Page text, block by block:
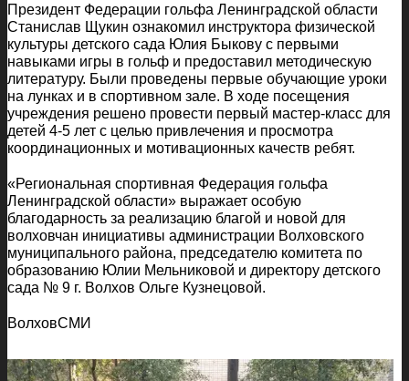
Президент Федерации гольфа Ленинградской области
Станислав Щукин ознакомил инструктора физической
культуры детского сада Юлия Быкову с первыми
навыками игры в гольф и предоставил методическую
литературу. Были проведены первые обучающие уроки
на лунках и в спортивном зале. В ходе посещения
учреждения решено провести первый мастер-класс для
детей 4-5 лет с целью привлечения и просмотра
координационных и мотивационных качеств ребят.
«Региональная спортивная Федерация гольфа
Ленинградской области» выражает особую
благодарность за реализацию благой и новой для
волховчан инициативы администрации Волховского
муниципального района, председателю комитета по
образованию Юлии Мельниковой и директору детского
сада № 9 г. Волхов Ольге Кузнецовой.
ВолховСМИ